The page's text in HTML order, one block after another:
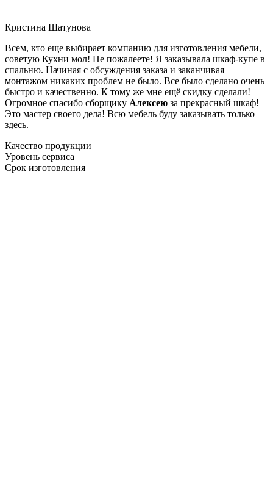
Кристина Шатунова
Всем, кто еще выбирает компанию для изготовления мебели,
советую Кухни мол! Не пожалеете! Я заказывала шкаф-купе в
спальню. Начиная с обсуждения заказа и заканчивая
монтажом никаких проблем не было. Все было сделано очень
быстро и качественно. К тому же мне ещё скидку сделали!
Огромное спасибо сборщику Алексею за прекрасный шкаф!
Это мастер своего дела! Всю мебель буду заказывать только
здесь.
Качество продукции
Уровень сервиса
Срок изготовления